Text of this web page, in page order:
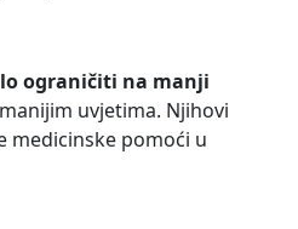
ograničiti na manji
uvjetima. Njihovi
medicinske pomoći u